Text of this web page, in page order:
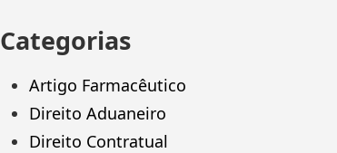
Categorias
Artigo Farmacêutico
Direito Aduaneiro
Direito Contratual